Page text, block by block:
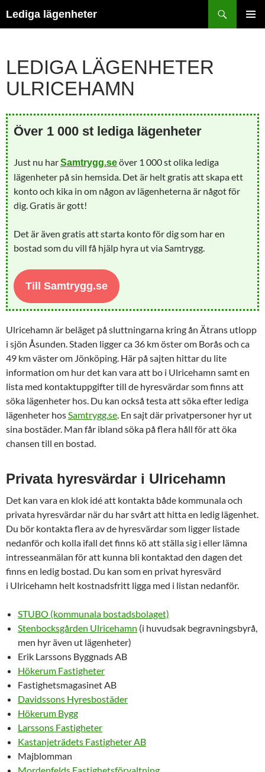
till
Lediga lägenheter
LEDIGA LÄGENHETER
ULRICEHAMN
Över 1 000 st lediga lägenheter
Just nu harSamtrygg.seöver 1 000 st olika lediga
lägenheter på sin hemsida. Det är helt gratis att skapa ett
konto och kika in om någon av lägenheterna är något för
dig. Gratis är gott!
Det är även gratis att starta konto för dig som har en
bostad som du vill få hjälp hyra ut via Samtrygg.
Till Samtrygg.se
Ulricehamn är beläget på sluttningarna kring ån Ätrans utlopp
i sjön Åsunden. Staden ligger ca 36 km öster om Borås och ca
49 km väster om Jönköping. Här på sajten hittar du lite
information om hur det kan vara att bo i Ulricehamn samt en
lista med kontaktuppgifter till de hyresvärdar som finns att
söka lägenheter hos. Du kan också testa att söka efter lediga
lägenheter hosSamtrygg.se. En sajt där privatpersoner hyr ut
sina bostäder. Man får ibland söka på flera håll för att öka
chansen till en bostad.
Privata hyresvärdar i Ulricehamn
Det kan vara en klok idé att kontakta både kommunala och
privata hyresvärdar när du har svårt att hitta en ledig lägenhet.
Du bör kontakta flera av de hyresvärdar som ligger listade
nedanför och kolla ifall det finns kö att ställa sig i eller lämna
intresseanmälan för att kunna bli kontaktad den dagen det
finns en ledig bostad. Du kan som en privat hyresvärd
i Ulricehamn helt kostnadsfritt ligga med i listan nedanför.
STUBO (kommunala bostadsbolaget)
Stenbocksgården Ulricehamn (i huvudsak begravningsbyrå,
men hyr även ut lägenheter)
Erik Larssons Byggnads AB
Hökerum Fastigheter
Fastighetsmagasinet AB
Davidssons Hyresbostäder
Hökerum Bygg
Larssons Fastigheter
Kastanjeträdets Fastigheter AB
Majblomman